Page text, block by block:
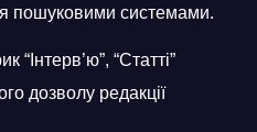
пошуковими системами.
“Інтерв’ю”, “Статті”
дозволу редакції